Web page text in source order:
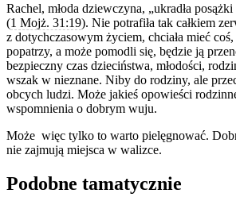
Rachel, młoda dziewczyna, „ukradła
(1 Mojż. 31:19). Nie potrafiła tak całkiem
z dotychczasowym życiem, chciała mieć
popatrzy, a może pomodli się, będzie ją
bezpieczny czas dzieciństwa, młodości,
wszak w nieznane. Niby do rodziny, ale
obcych ludzi. Może jakieś opowieści
wspomnienia o dobrym wuju.
Może więc tylko to warto pielęgnować.
nie zajmują miejsca w walizce.
Podobne tamatycznie